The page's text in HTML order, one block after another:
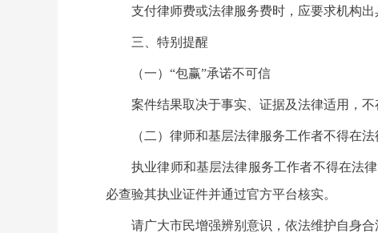
支付律师费或法律服务费时，应要求机构
三、特别提醒
（一）“包赢”承诺不可信
案件结果取决于事实、证据及法律适用，
（二）律师和基层法律服务工作者不得在
执业律师和基层法律服务工作者不得在法
必查验其执业证件并通过官方平台核实。
请广大市民增强辨别意识，依法维护自身合